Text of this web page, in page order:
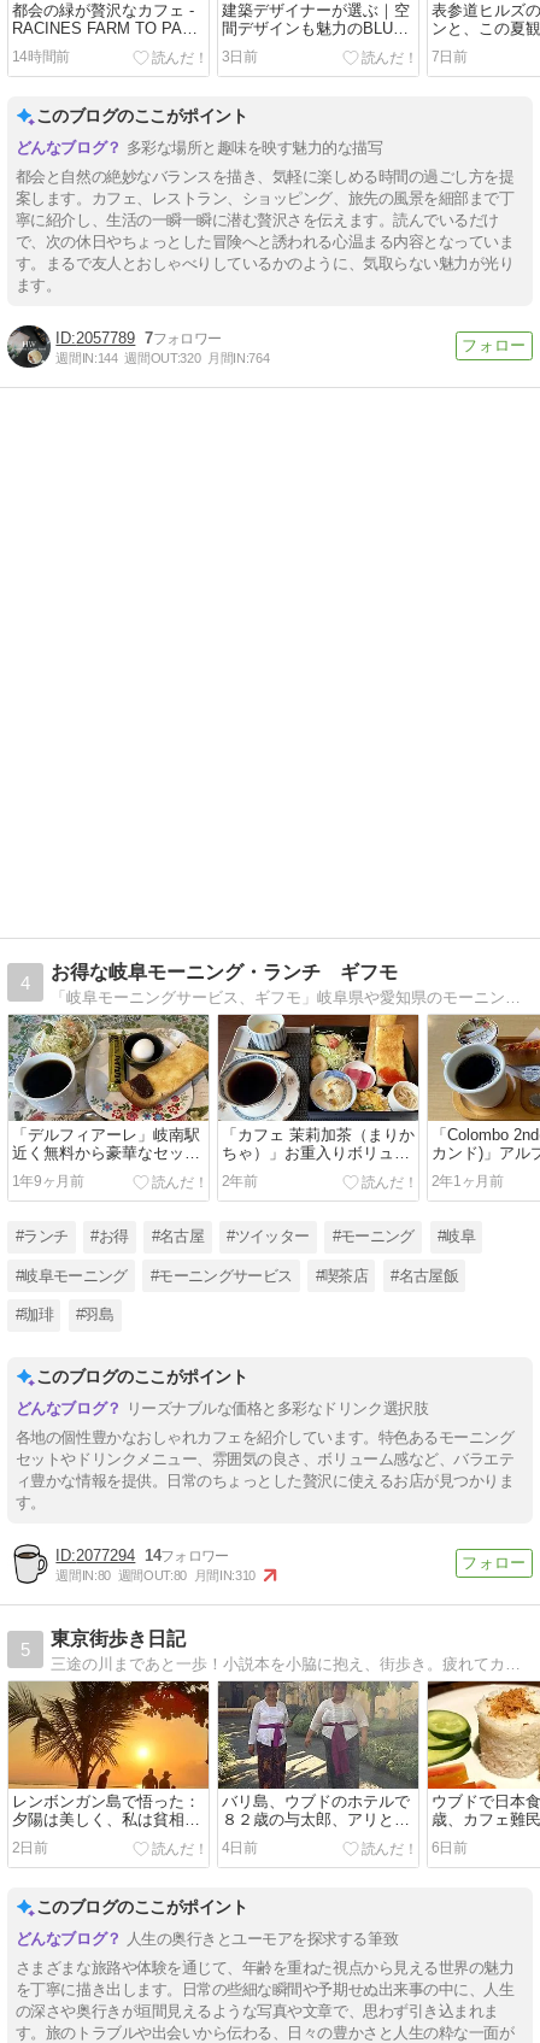
都会の緑が贅沢なカフェ -
RACINES FARM TO PARK
池袋- / Art&Architecture＃
603
14時間前
建築デザイナーが選ぶ｜空
間デザインも魅力のBLUE
BOTTLE COFFEE /
Art&Architecture＃602
3日前
表参道ヒルズ
ンと、この夏
ラマ /
601
7日前
このブログのここがポイント
多彩な場所と趣味を映す魅力的な描写
都会と自然の絶妙なバランスを描き、気軽に楽しめる時間の過ごし方を提
案します。カフェ、レストラン、ショッピング、旅先の風景を細部まで丁
寧に紹介し、生活の一瞬一瞬に潜む贅沢さを伝えます。読んでいるだけ
で、次の休日やちょっとした冒険へと誘われる心温まる内容となっていま
す。まるで友人とおしゃべりしているかのように、気取らない魅力が光り
ます。
2057789 7
週間IN:144 週間OUT:320 月間IN:764
4
お得な岐阜モーニング・ランチ ギフモ
「デルフィアーレ」岐南駅
近く無料から豪華なセット
まで選べるモーニング
1年9ヶ月前
「カフェ 茉莉加茶（まりか
ちゃ）」お重入りボリュー
ム満点モーニング
2年前
「Colombo
カンド)」アル
くでモーニング
2年1ヶ月前
#ランチ #お得 #名古屋 #ツイッター #モーニング #岐阜
#岐阜モーニング #モーニングサービス #喫茶店 #名古屋飯
#珈琲 #羽島
このブログのここがポイント
リーズナブルな価格と多彩なドリンク選択肢
各地の個性豊かなおしゃれカフェを紹介しています。特色あるモーニング
セットやドリンクメニュー、雰囲気の良さ、ボリューム感など、バラエテ
ィ豊かな情報を提供。日常のちょっとした贅沢に使えるお店が見つかりま
す。
2077294 14
週間IN:80 週間OUT:80 月間IN:310
5
東京街歩き日記
レンボンガン島で悟った：
夕陽は美しく、私は貧相だ
った。
2日前
バリ島、ウブドのホテルで
８２歳の与太郎、アリと知
恵比べ（負けたのは私）
4日前
ウブドで日本
歳、カフェ難
6日前
このブログのここがポイント
人生の奥行きとユーモアを探求する筆致
さまざまな旅路や体験を通じて、年齢を重ねた視点から見える世界の魅力
を丁寧に描き出します。日常の些細な瞬間や予期せぬ出来事の中に、人生
の深さや奥行きが垣間見えるような写真や文章で、思わず引き込まれま
す。旅のトラブルや出会いから伝わる、日々の豊かさと人生の粋な一面が